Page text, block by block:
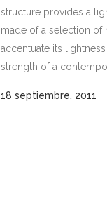
structure provides a
made of a selection of
accentuate its
strength of a
18 septiembre, 2011